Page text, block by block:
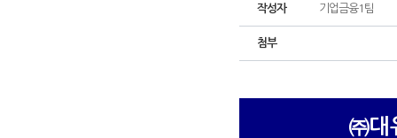
작성자 기업금융1팀
첨부
㈜대